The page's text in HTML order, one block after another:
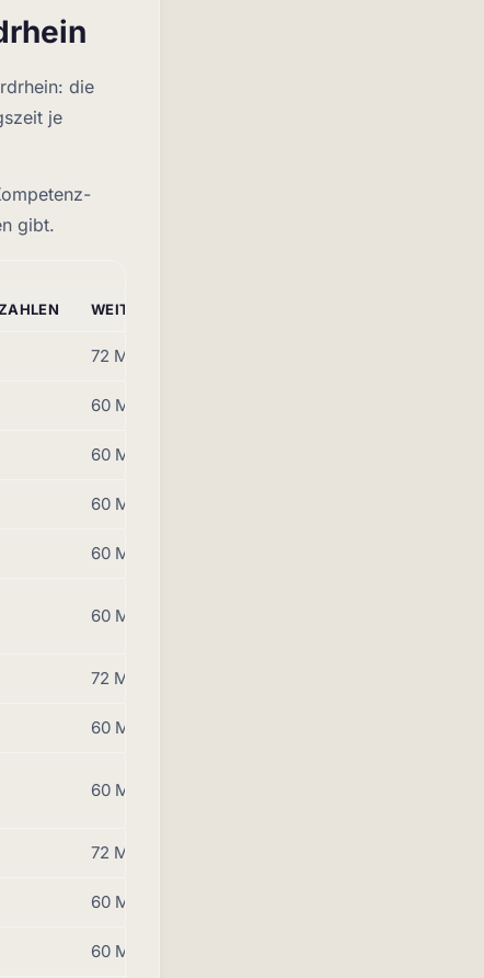
die
je
gibt.
WEITERBILDUNGSZEIT
72 Monate
60 Monate
60 Monate
60 Monate
60 Monate
60 Monate
72 Monate
60 Monate
60 Monate
72 Monate
60 Monate
60 Monate